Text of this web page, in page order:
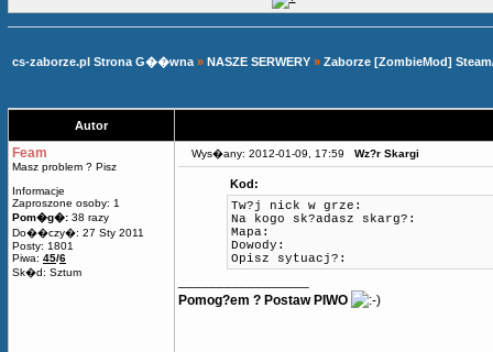
cs-zaborze.pl Strona G��wna » NASZE SERWERY » Zaborze [ZombieMod]
Autor
Feam
Masz problem ? Pisz
Informacje
Zaproszone osoby: 1
Pom�g�: 38 razy
Do��czy�: 27 Sty 2011
Posty: 1801
Piwa: 45/6
Sk�d: Sztum
Wys�any: 2012-01-09, 17:59 Wz?r Skargi
Kod:
Tw?j nick w grze:
Na kogo sk?adasz skarg?:
Mapa:
Dowody:
Opisz sytuacj?:
Pomog?em ? Postaw PIWO